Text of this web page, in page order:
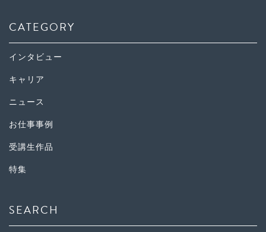
CATEGORY
インタビュー
キャリア
ニュース
お仕事事例
受講生作品
特集
SEARCH